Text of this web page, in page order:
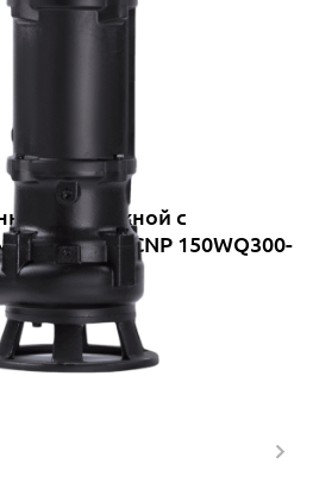
погружной с
CNP 150WQ300-